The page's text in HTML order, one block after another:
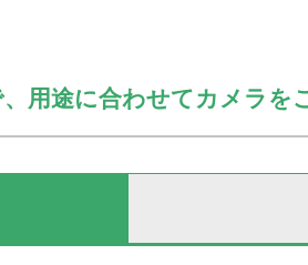
用途に合わせてカメラを